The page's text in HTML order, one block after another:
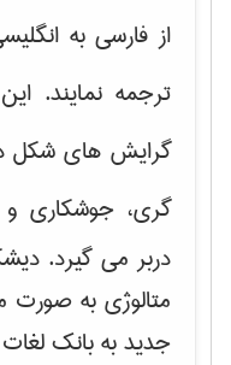
از فارسی به
ترجمه نمایند. این
گرایش های شکل
گری، جوشکاری و
دربر می گیرد.
متالوژی به صورت
جدید به بانک